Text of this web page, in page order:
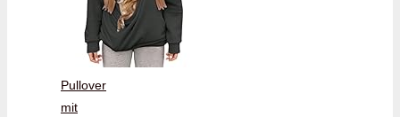
Pullover
mit